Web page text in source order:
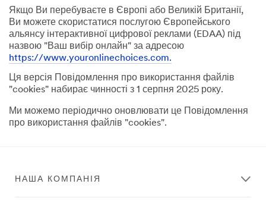
Якщо Ви перебуваєте в Європі або Великій Британії,
Ви можете скористатися послугою Європейського
альянсу інтерактивної цифрової реклами (EDAA) під
назвою "Ваш вибір онлайн" за адресою
https://www.youronlinechoices.com.
Ця версія Повідомлення про використання файлів
"cookies" набирає чинності з 1 серпня 2025 року.
Ми можемо періодично оновлювати це Повідомлення
про використання файлів "cookies".
НАША КОМПАНІЯ